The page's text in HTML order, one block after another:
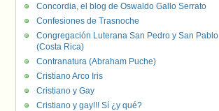
Concordia, el blog de Oswaldo Gallo Serrato
Confesiones de Trasnoche
Congregación Luterana San Pedro y San Pablo
(Costa Rica)
Contranatura (Abraham Puche)
Cristiano Arco Iris
Cristiano y Gay
Cristiano y gay!!! Sí ¿y qué?